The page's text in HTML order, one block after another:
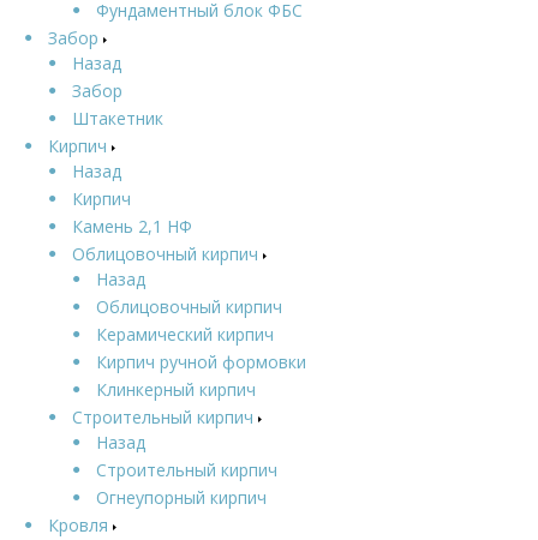
Фундаментный блок ФБС
Забор
Назад
Забор
Штакетник
Кирпич
Назад
Кирпич
Камень 2,1 НФ
Облицовочный кирпич
Назад
Облицовочный кирпич
Керамический кирпич
Кирпич ручной формовки
Клинкерный кирпич
Строительный кирпич
Назад
Строительный кирпич
Огнеупорный кирпич
Кровля